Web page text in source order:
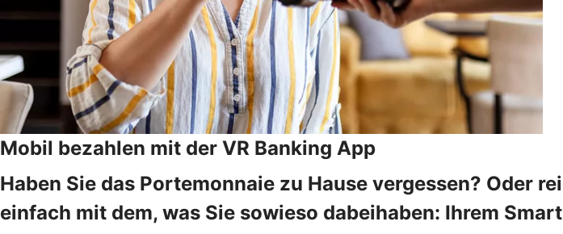
Mobil bezahlen mit der VR Banking App
Haben Sie das Portemonnaie zu Hause vergessen? Oder
einfach mit dem, was Sie sowieso dabeihaben: Ihrem